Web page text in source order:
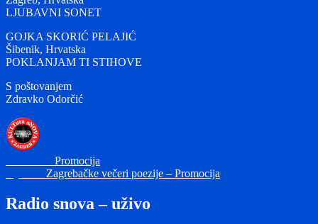
LJUBAVNI SONET
GOJKA SKORIĆ PELAJIĆ
Šibenik, Hrvatska
POKLANJAM TI STIHOVE
S poštovanjem
Zdravko Odorčić
Navigacija
objava
Prethodna
objava:
Promocija
Sljedeća
Zagrebačke večeri poezije – Promocija
Radio snova – uživo